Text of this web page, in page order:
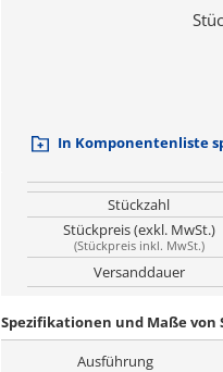
In Komponentenliste
Stückzahl
Stückpreis (exkl. MwSt.)
(Stückpreis inkl. MwSt.)
Versanddauer
Spezifikationen und Maße von
Ausführung